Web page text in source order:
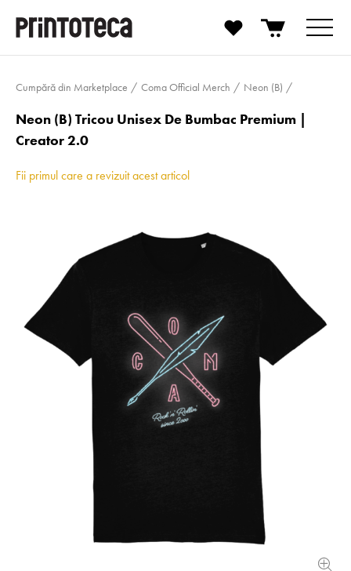
Cumpără din Marketplace Coma Official Merch Neon (B)
Neon (B) Tricou Unisex De Bumbac Premium |
Creator 2.0
Fii primul care a revizuit acest articol